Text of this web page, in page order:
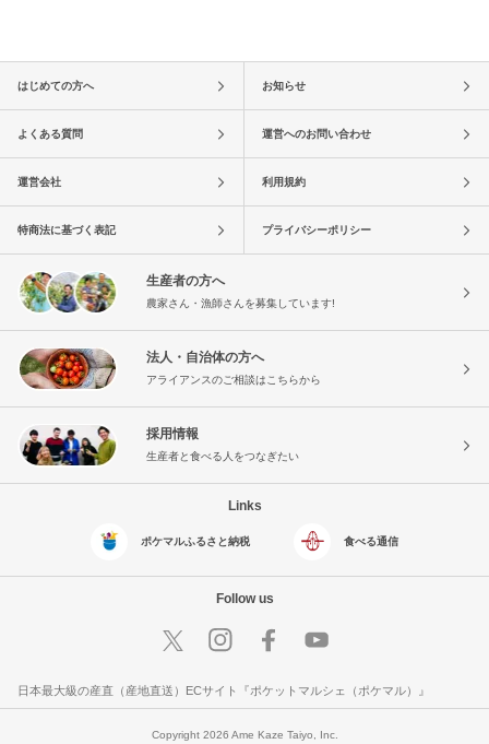
はじめての方へ お知らせ
よくある質問 運営へのお問い合わせ
運営会社 利用規約
特商法に基づく表記 プライバシーポリシー
生産者の方へ
農家さん・漁師さんを募集しています!
法人・自治体の方へ
アライアンスのご相談はこちらから
採用情報
生産者と食べる人をつなぎたい
Links
ポケマルふるさと納税 食べる通信
Follow us
日本最大級の産直（産地直送）ECサイト『ポケットマルシェ（ポケマル）』
Copyright 2026 Ame Kaze Taiyo, Inc.